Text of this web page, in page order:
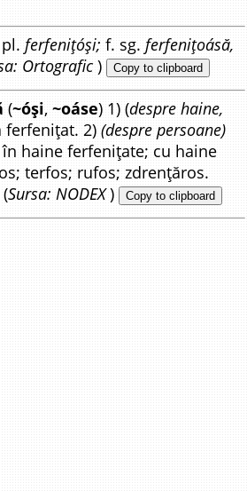
ferfenițóși; f. sg. ferfenițoásă,
Ortografic ) Copy to clipboard
(~óși,~oáse) 1) (despre haine,
ferfenițat. 2)(despre persoane)
haine ferfenițate; cu haine
terfos; rufos; zdrențăros.
(Sursa: NODEX) Copy to clipboard